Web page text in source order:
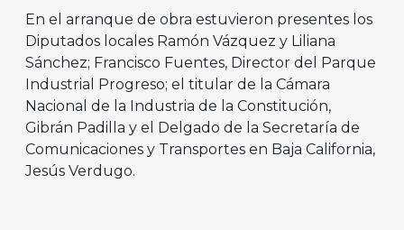
En el arranque de obra estuvieron presentes los
Diputados locales Ramón Vázquez y Liliana
Sánchez; Francisco Fuentes, Director del Parque
Industrial Progreso; el titular de la Cámara
Nacional de la Industria de la Constitución,
Gibrán Padilla y el Delgado de la Secretaría de
Comunicaciones y Transportes en Baja California,
Jesús Verdugo.